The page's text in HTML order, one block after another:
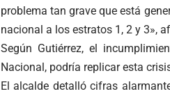
problema tan grave que está
nacional a los estratos 1, 2 y 3»,
Según Gutiérrez, el
Nacional, podría replicar esta
El alcalde detalló cifras